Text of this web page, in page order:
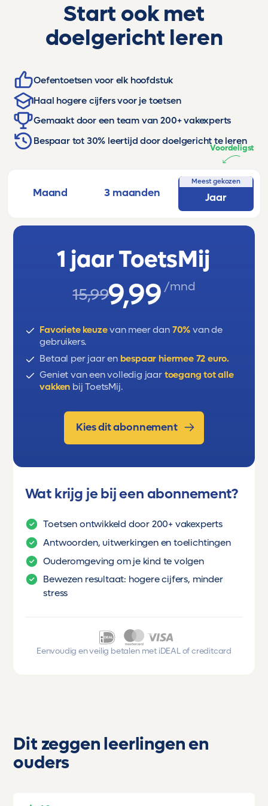
Start ook met
doelgericht leren
Oefentoetsen voor elk hoofdstuk
Haal hogere cijfers voor je toetsen
Gemaakt door een team van 200+ vakexperts
Bespaar tot 30% leertijd door doelgericht te leren
Maand 3 maanden
Meest gekozen
Jaar
Voordeligst
1 jaar ToetsMij
15,999,99 /mnd
Favoriete keuzevan meer dan 70% van de
gebruikers.
Betaal per jaar en bespaar hiermee 72 euro.
Geniet van een volledig jaar toegang tot alle
vakken bij ToetsMij.
Kies dit abonnement
Wat krijg je bij een abonnement?
Toetsen ontwikkeld door 200+ vakexperts
Antwoorden, uitwerkingen en toelichtingen
Ouderomgeving om je kind te volgen
Bewezen resultaat: hogere cijfers, minder
stress
Eenvoudig en veilig betalen met iDEAL of creditcard
Dit zeggen leerlingen en
ouders